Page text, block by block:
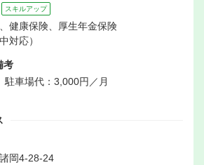
スキルアップ
健康保険、厚生年金保険
対応）
考
車場代：3,000円／月
岡4-28-24